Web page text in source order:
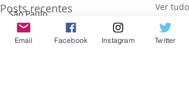
São Paulo
Israel
Posts recentes Ver tudo
Email Facebook Instagram Twitter